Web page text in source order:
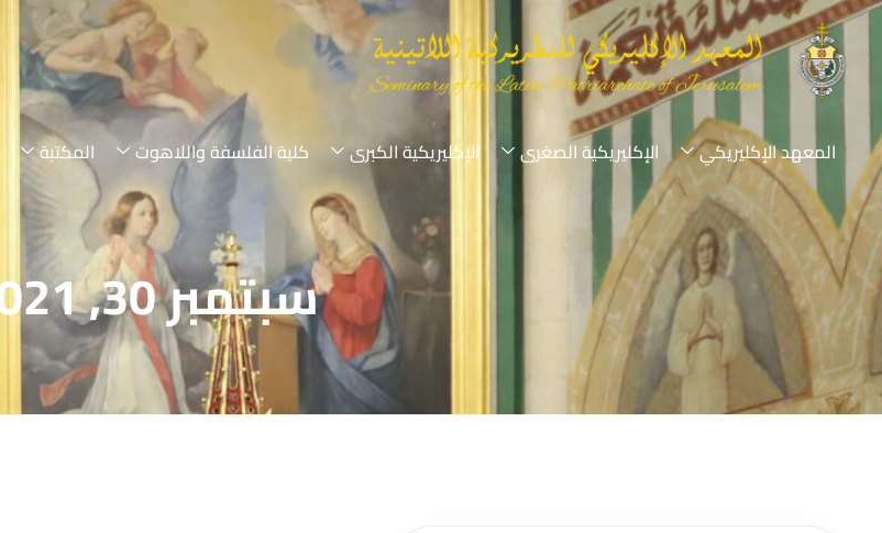
المعهد الإكليريكي الإكليريكية الصغرى الإكليريكية الكبرى كلية الفلسفة واللاهوت المكتبة
سبتمبر 30, 2021